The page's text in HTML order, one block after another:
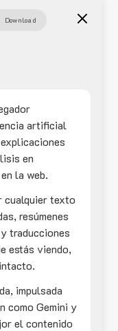
Download
artificial
en
la web.
cualquier texto
resúmenes
traducciones
estás viendo,
impulsada
como Gemini y
el contenido